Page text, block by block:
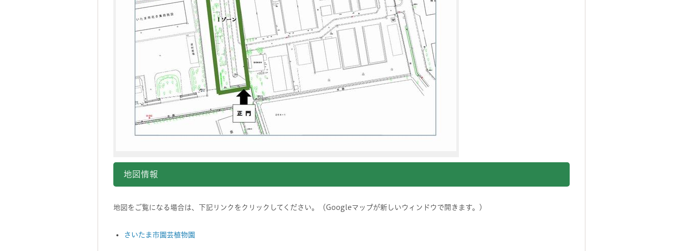
地図情報
地図をご覧になる場合は、下記リンクをクリックしてください。（Googleマップが新しいウィンドウで開きます。)
さいたま市園芸植物園